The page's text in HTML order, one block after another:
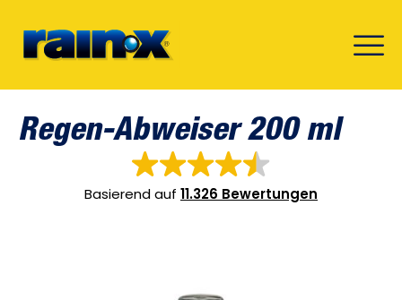
Regen-Abweiser 200 ml
Basierend auf 11.326 Bewertungen